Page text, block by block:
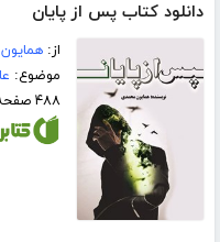
دانلود کتاب پس از پایان
از:
موضوع:
۴۸۸ صفحه